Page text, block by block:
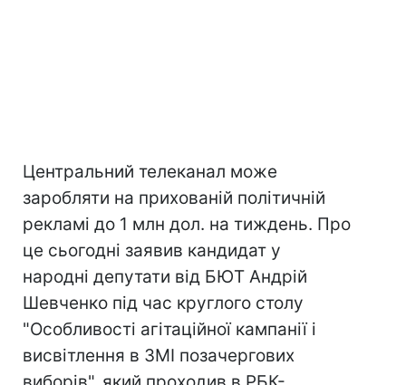
Центральний телеканал може
заробляти на прихованій політичній
рекламі до 1 млн дол. на тиждень. Про
це сьогодні заявив кандидат у
народні депутати від БЮТ Андрій
Шевченко під час круглого столу
"Особливості агітаційної кампанії і
висвітлення в ЗМІ позачергових